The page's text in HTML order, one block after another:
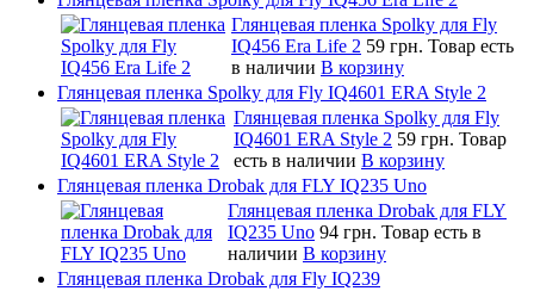
Глянцевая пленка Spolky для Fly
IQ456 Era Life 2 59 грн. Товар есть
в наличии В корзину
Глянцевая пленка Spolky для Fly IQ4601 ERA Style 2
Глянцевая пленка Spolky для Fly
IQ4601 ERA Style 2 59 грн. Товар
есть в наличии В корзину
Глянцевая пленка Drobak для FLY IQ235 Uno
Глянцевая пленка Drobak для FLY
IQ235 Uno 94 грн. Товар есть в
наличии В корзину
Глянцевая пленка Drobak для Fly IQ239